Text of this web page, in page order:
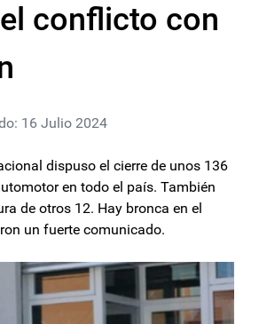
conflicto con
16 Julio 2024
dispuso el cierre de unos 136
en todo el país. También
de otros 12. Hay bronca en el
un fuerte comunicado.